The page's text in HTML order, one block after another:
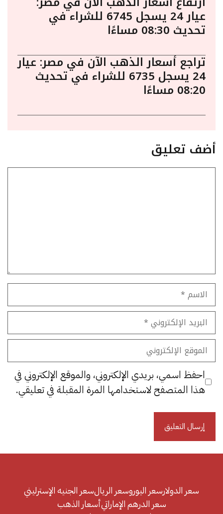
عيار 24 يسجل 6745 للشراء في
تحديث 08:30 مساءًا
تراجع أسعار الذهب الآن في مصر: عيار
24 يسجل 6735 للشراء في تحديث
08:20 مساءًا
أضف تعليق
الاسم
البريد
الإلكتروني
الموقع
الإلكتروني
احفظ اسمي، بريدي الإلكتروني، والموقع الإلكتروني في
هذا المتصفح لاستخدامها المرة المقبلة في تعليقي.
سعر الدولارسعر اليوروسعر الريالسعر الجنيه الإسترليني
سعر الدرهم الإماراتيأسعار الذهب